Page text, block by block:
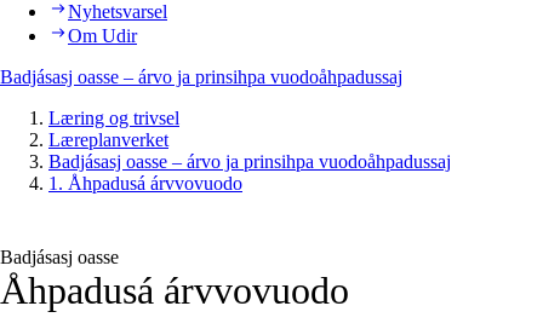
Nyhetsvarsel
Om Udir
Badjásasj oasse – árvo ja prinsihpa vuodoåhpadussaj
Læring og trivsel
Læreplanverket
Badjásasj oasse – árvo ja prinsihpa vuodoåhpadussaj
1. Åhpadusá árvvovuodo
Badjásasj oasse
Åhpadusá árvvovuodo